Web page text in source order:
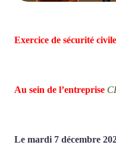
Exercice de sécurité civile
Au sein de l’entreprise
Le mardi 7 décembre